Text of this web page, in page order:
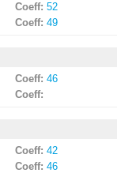
Coeff: 52
Coeff: 49
Coeff: 46
Coeff:
Coeff: 42
Coeff: 46